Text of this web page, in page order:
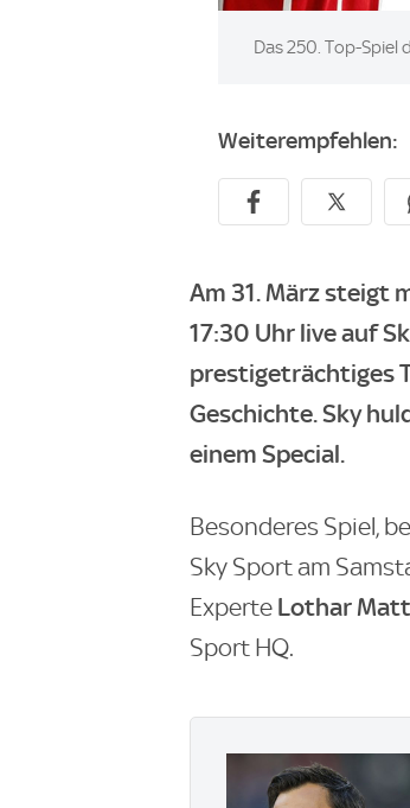
Image:
Das 250. Top-Spiel
Weiterempfehlen:
Am 31. März steigt
17:30 Uhr live auf
prestigeträchtiges
Geschichte. Sky
einem Special.
Besonderes Spiel,
Sky Sport am
Experte Lothar
Sport HQ.